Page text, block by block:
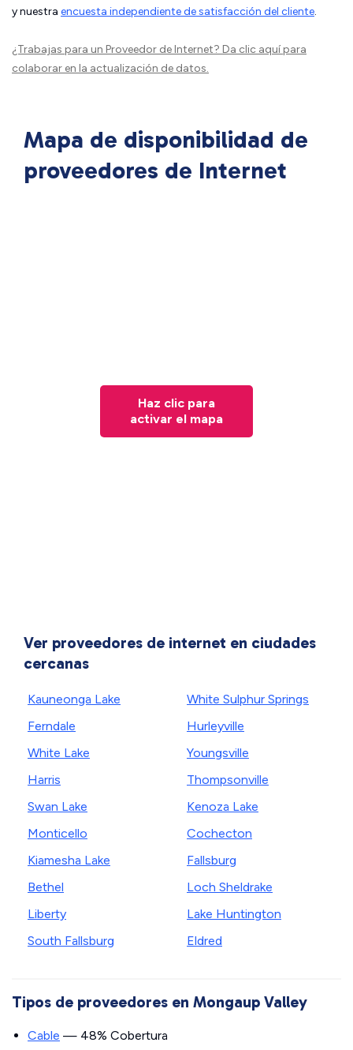
y nuestra encuesta independiente de satisfacción del cliente.
¿Trabajas para un Proveedor de Internet? Da clic aquípara
colaborar en la actualización de datos.
Mapa de disponibilidad de
proveedores de Internet
Haz clic para
activar el mapa
Ver proveedores de internet en ciudades
cercanas
Kauneonga Lake
Ferndale
White Lake
Harris
Swan Lake
Monticello
Kiamesha Lake
Bethel
Liberty
South Fallsburg
White Sulphur Springs
Hurleyville
Youngsville
Thompsonville
Kenoza Lake
Cochecton
Fallsburg
Loch Sheldrake
Lake Huntington
Eldred
Tipos de proveedores en Mongaup Valley
Cable — 48% Cobertura